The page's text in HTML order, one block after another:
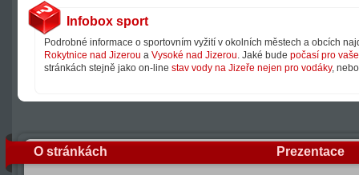
Infobox sport
Podrobné informace o sportovním vyžití v okolních městech a obcích
Rokytnice nad Jizerou a Vysoké nad Jizerou. Jaké bude počasí pro
stránkách stejně jako on-line stav vody na Jizeře nejen pro vodáky,
O stránkách Prezentace